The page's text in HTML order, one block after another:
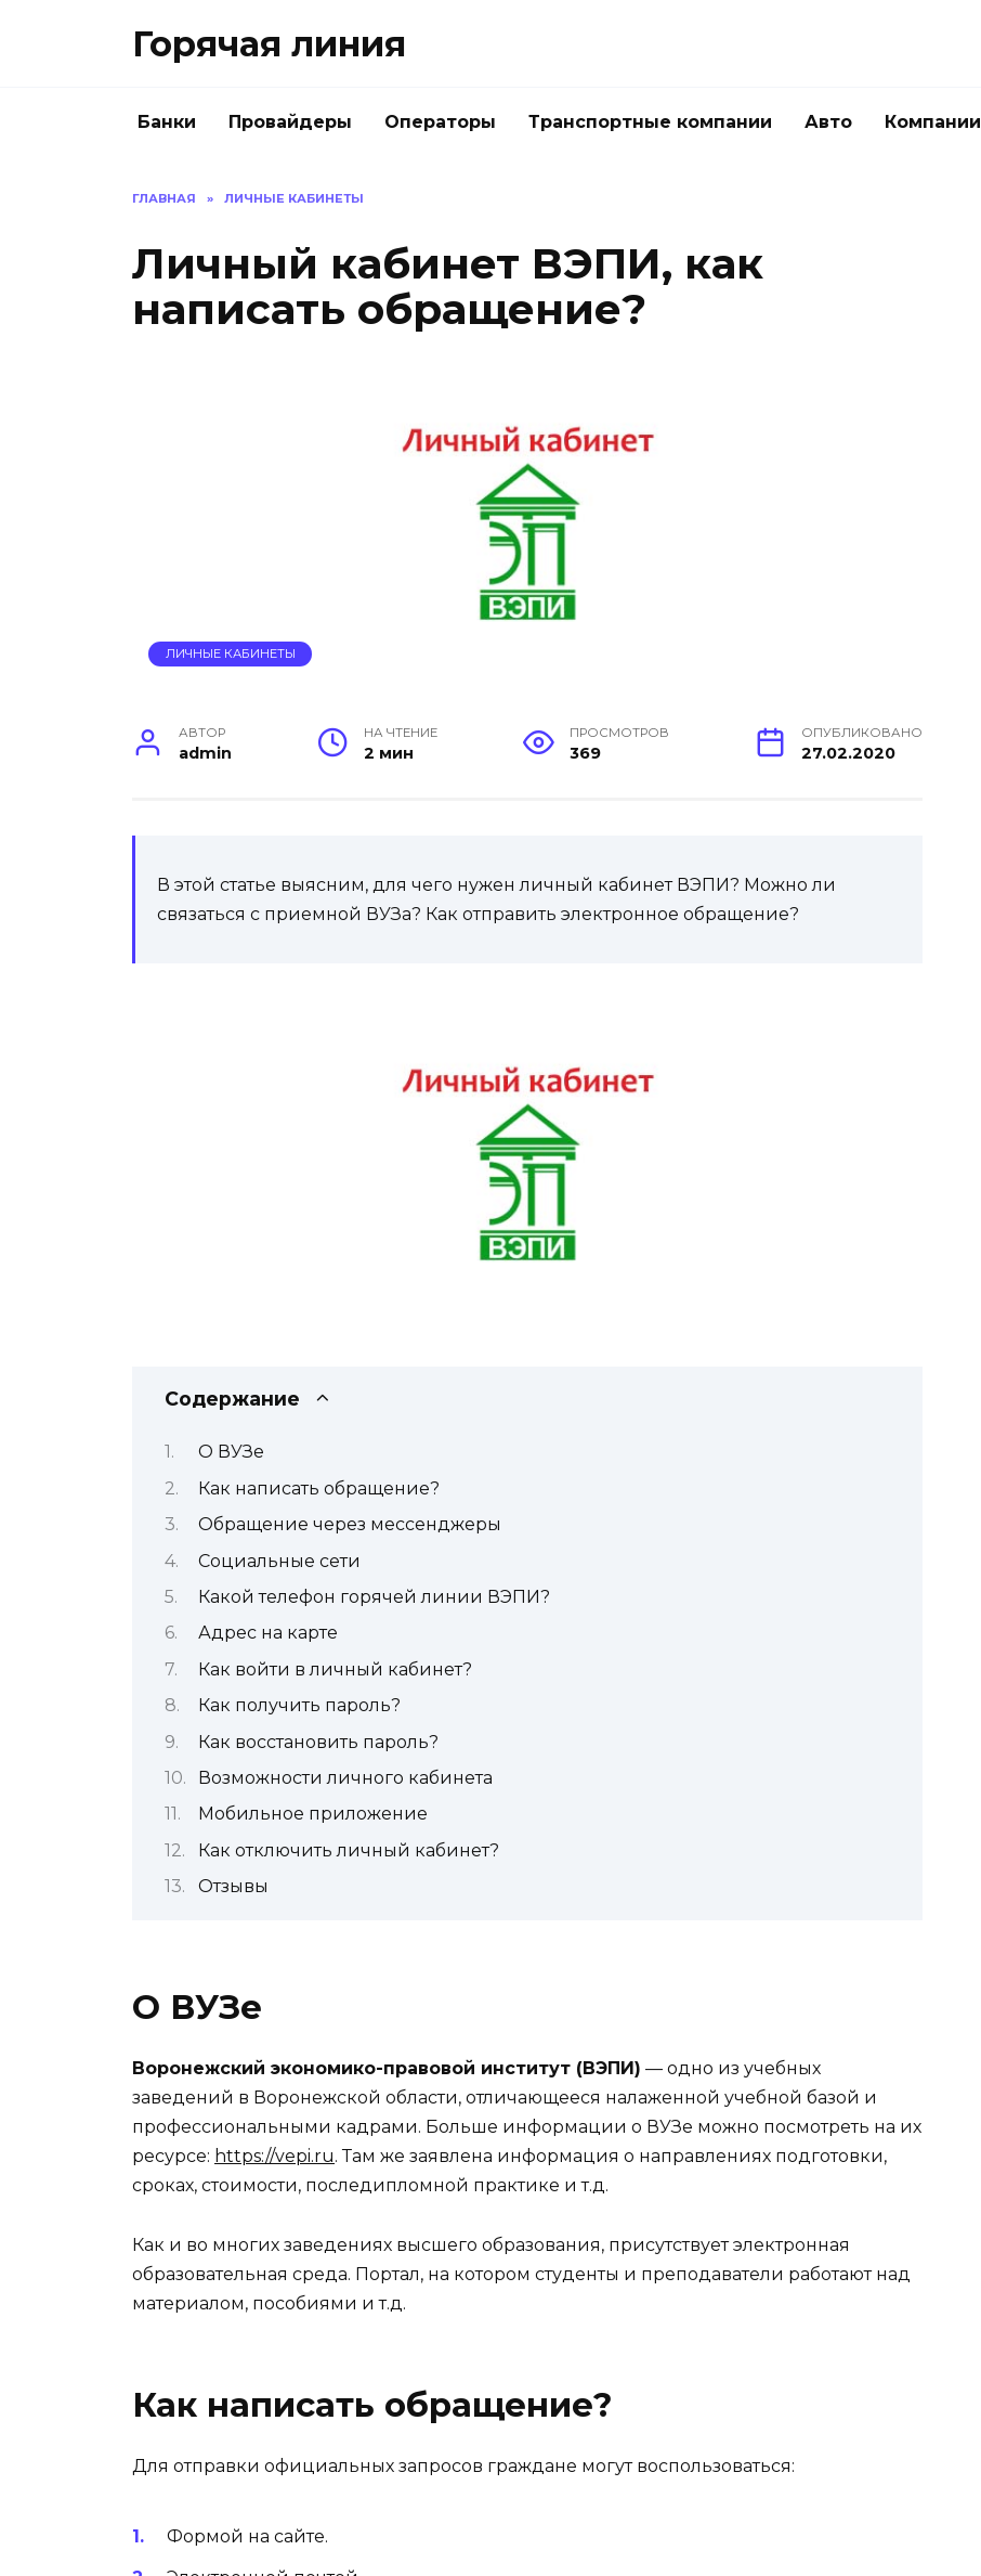
Горячая линия
Банки Провайдеры Операторы Транспортные компании Авто Компании
ГЛАВНАЯ » ЛИЧНЫЕ КАБИНЕТЫ
Личный кабинет ВЭПИ, как
написать обращение?
ЛИЧНЫЕ КАБИНЕТЫ
АВТОР
admin
НА ЧТЕНИЕ
2 мин
ПРОСМОТРОВ
369
ОПУБЛИКОВАНО
27.02.2020
В этой статье выясним, для чего нужен личный кабинет ВЭПИ? Можно ли
связаться с приемной ВУЗа? Как отправить электронное обращение?
Содержание
О ВУЗе
Как написать обращение?
Обращение через мессенджеры
Социальные сети
Какой телефон горячей линии ВЭПИ?
Адрес на карте
Как войти в личный кабинет?
Как получить пароль?
Как восстановить пароль?
Возможности личного кабинета
Мобильное приложение
Как отключить личный кабинет?
Отзывы
О ВУЗе
Воронежский экономико-правовой институт (ВЭПИ) — одно из учебных
заведений в Воронежской области, отличающееся налаженной учебной базой и
профессиональными кадрами. Больше информации о ВУЗе можно посмотреть на их
ресурсе: https://vepi.ru. Там же заявлена информация о направлениях подготовки,
сроках, стоимости, последипломной практике и т.д.
Как и во многих заведениях высшего образования, присутствует электронная
образовательная среда. Портал, на котором студенты и преподаватели работают над
материалом, пособиями и т.д.
Как написать обращение?
Для отправки официальных запросов граждане могут воспользоваться:
Формой на сайте.